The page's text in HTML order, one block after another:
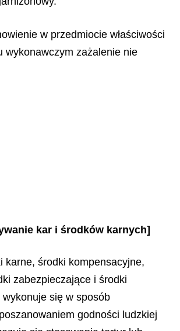
w przedmiocie właściwości
wykonawczym zażalenie nie
kar i środków karnych]
karne, środki kompensacyjne,
zabezpieczające i środki
się w sposób
godności ludzkiej